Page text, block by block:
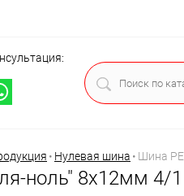
• Нулевая шина • Шина
ноль" 8х12мм 4/